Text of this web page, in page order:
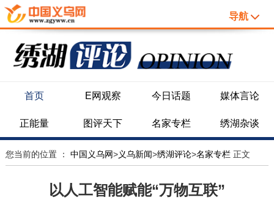
导航
首页 E网观察 今日话题 媒体言论
正能量 图评天下 名家专栏 绣湖杂谈
您当前的位置 ： 中国义乌网>义乌新闻>绣湖评论>名家专栏 正文
以人工智能赋能“万物互联”